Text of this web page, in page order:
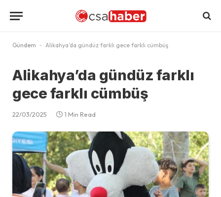
Gündem - Alikahya’da gündüz farklı gece farklı cümbüş
Alikahya’da gündüz farklı
gece farklı cümbüş
22/03/2025 1 Min Read